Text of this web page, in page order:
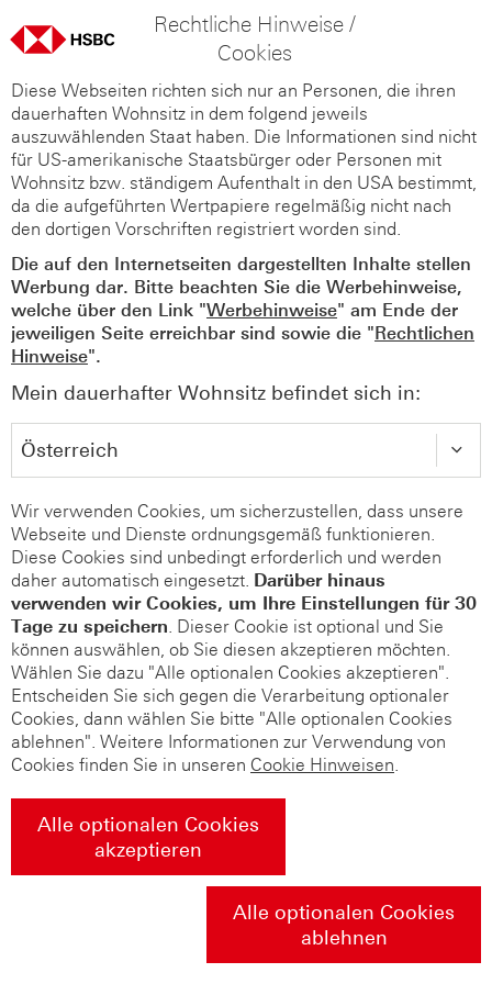
Rechtliche Hinweise /
Cookies
Diese Webseiten richten sich nur an Personen, die ihren
dauerhaften Wohnsitz in dem folgend jeweils
auszuwählenden Staat haben. Die Informationen sind nicht
für US-amerikanische Staatsbürger oder Personen mit
Wohnsitz bzw. ständigem Aufenthalt in den USA bestimmt,
da die aufgeführten Wertpapiere regelmäßig nicht nach
den dortigen Vorschriften registriert worden sind.
Die auf den Internetseiten dargestellten Inhalte stellen
Werbung dar. Bitte beachten Sie die Werbehinweise,
welche über den Link "Werbehinweise" am Ende der
jeweiligen Seite erreichbar sind sowie die "Rechtlichen
Hinweise".
Mein dauerhafter Wohnsitz befindet sich in:
Wir verwenden Cookies, um sicherzustellen, dass unsere
Webseite und Dienste ordnungsgemäß funktionieren.
Diese Cookies sind unbedingt erforderlich und werden
daher automatisch eingesetzt. Darüber hinaus
verwenden wir Cookies, um Ihre Einstellungen für 30
Tage zu speichern. Dieser Cookie ist optional und Sie
können auswählen, ob Sie diesen akzeptieren möchten.
Wählen Sie dazu "Alle optionalen Cookies akzeptieren".
Entscheiden Sie sich gegen die Verarbeitung optionaler
Cookies, dann wählen Sie bitte "Alle optionalen Cookies
ablehnen". Weitere Informationen zur Verwendung von
Cookies finden Sie in unseren Cookie Hinweisen.
Alle optionalen Cookies
akzeptieren
Alle optionalen Cookies
ablehnen